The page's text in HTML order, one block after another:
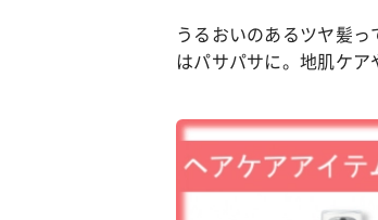
うるおいのあるツヤ髪
はパサパサに。地肌ケア